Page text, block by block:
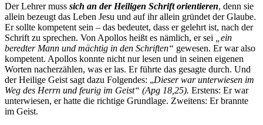
Der Lehrer muss sich an der Heiligen Schrift orientieren, denn sie
allein bezeugt das Leben Jesu und auf ihr allein gründet der Glaube.
Er sollte kompetent sein – das bedeutet, dass er gelehrt ist, nach der
Schrift zu sprechen. Von Apollos heißt es nämlich, er sei
„ein
beredter Mann und mächtig in den Schriften“ gewesen. Er war also
kompetent. Apollos konnte nicht nur lesen und in seinen eigenen
Worten nacherzählen, was er las. Er führte das gesagte durch. Und
der Heilige Geist sagt dazu Folgendes: „Dieser war unterwiesen im
Weg des Herrn und feurig im Geist“ (Apg 18,25). Erstens: Er war
unterwiesen, er hatte die richtige Grundlage. Zweitens: Er brannte
im Geist.